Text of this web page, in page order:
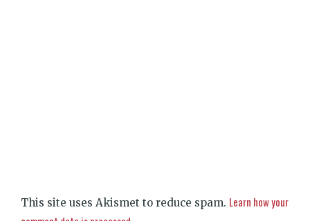
This site uses Akismet to reduce spam. Learn how your